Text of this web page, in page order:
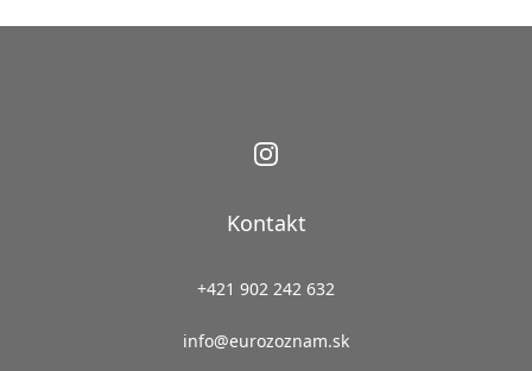
Kontakt
+421 902 242 632
info@eurozoznam.sk